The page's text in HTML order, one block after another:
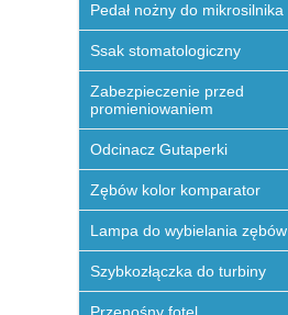
Pedał nożny do mikrosilnika
Ssak stomatologiczny
Zabezpieczenie przed
promieniowaniem
Odcinacz Gutaperki
Zębów kolor komparator
Lampa do wybielania zębów
Szybkozłączka do turbiny